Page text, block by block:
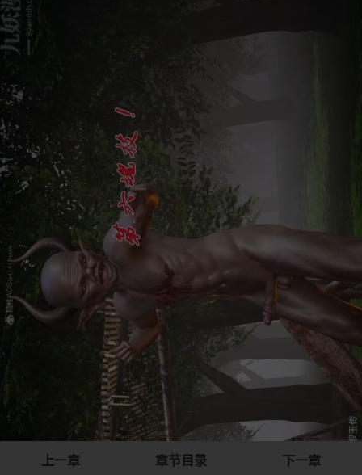
上一章 章节目录 下一章